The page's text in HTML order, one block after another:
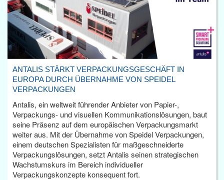
ANTALIS STÄRKT VERPACKUNGSGESCHÄFT IN
EUROPA DURCH ÜBERNAHME VON SPEIDEL
VERPACKUNGEN
Antalis, ein weltweit führender Anbieter von Papier-,
Verpackungs- und visuellen Kommunikationslösungen, baut
seine Präsenz auf dem europäischen Verpackungsmarkt
weiter aus. Mit der Übernahme von Speidel Verpackungen,
einem deutschen Spezialisten für maßgeschneiderte
Verpackungslösungen, setzt Antalis seinen strategischen
Wachstumskurs im Bereich individueller
Verpackungskonzepte konsequent fort.